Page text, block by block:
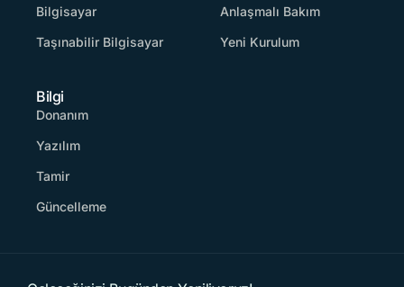
Bilgisayar
Taşınabilir Bilgisayar
Anlaşmalı Bakım
Yeni Kurulum
Bilgi
Donanım
Yazılım
Tamir
Güncelleme